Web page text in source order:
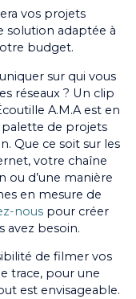
vos projets
solution adaptée à
budget.
sur qui vous
réseaux ? Un clip
A.M.A est en
de projets
Que ce soit sur les
votre chaîne
ou d’une manière
en mesure de
nouspour créer
avez besoin.
de filmer vos
trace, pour une
est envisageable.